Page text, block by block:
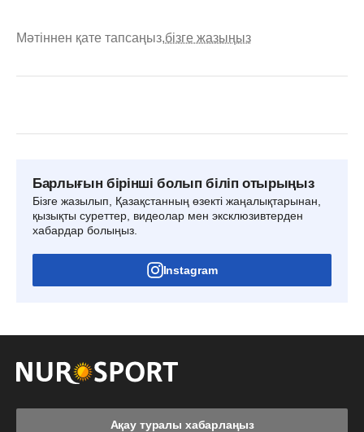
Мәтіннен қате тапсаңыз,бізге жазыңыз
Барлығын бірінші болып біліп отырыңыз
Бізге жазылып, Қазақстанның өзекті жаңалықтарынан,
қызықты суреттер, видеолар мен эксклюзивтерден
хабардар болыңыз.
Instagram
Ақау туралы хабарлаңыз